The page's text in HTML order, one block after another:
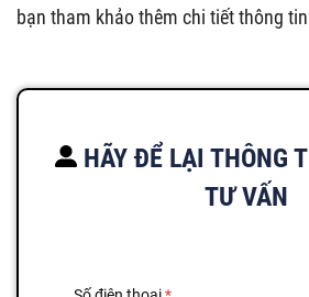
bạn tham khảo thêm chi tiết thông
HÃY ĐỂ LẠI THÔNG
TƯ VẤN